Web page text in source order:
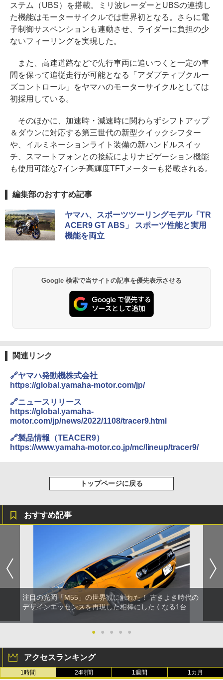
ステム（UBS）を搭載。ミリ波レーダーとUBSの連携し
た機能はモーターサイクルでは世界初となる。さらに電
子制御サスペンションも連動させ、ライダーに負担の少
ないフィーリングを実現した。
また、高速道路などで先行車両に追いつくと一定の車
間を保って追従走行が可能となる「アダプティブクルー
ズコントロール」をヤマハのモーターサイクルとしては
初採用している。
そのほかに、加速時・減速時に関わらずシフトアップ
＆ダウンに対応する第三世代の新型クイックシフター
や、イルミネーションライト装備の新ハンドルスイッ
チ、スマートフォンとの接続によりナビゲーション機能
も使用可能な7インチ高輝度TFTメーターも搭載される。
編集部のおすすめ記事
ヤマハ、スポーツツーリングモデル「TR
ACER9 GT ABS」 スポーツ性能と実用
機能を両立
Google 検索で当サイトの記事を優先表示させる
関連リンク
🔗ヤマハ発動機株式会社
https://global.yamaha-motor.com/jp/
🔗ニュースリリース
https://global.yamaha-
motor.com/jp/news/2022/1108/tracer9.html
🔗製品情報（TEACER9）
https://www.yamaha-motor.co.jp/mc/lineup/tracer9/
トップページに戻る
おすすめ記事
注目の光岡「M55」の世界観に触れた！ 古きよき時代の
デザインエッセンスを再現した相棒にしたくなる1台
● ● ● ● ●
アクセスランキング
1時間 24時間 1週間 1カ月